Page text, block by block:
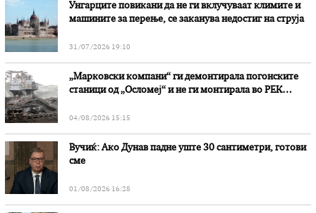
Унгарците повикани да не ги вклучуваат климите и
машините за перење, се заканува недостиг на струја
31/07/2026 19:10
„Марковски компани“ ги демонтирала погонските
станици од „Осломеј“ и не ги монтирала во РЕК
04/08/2026 15:15
Вучиќ: Ако Дунав падне уште 30 сантиметри, готови
сме
01/08/2026 16:28